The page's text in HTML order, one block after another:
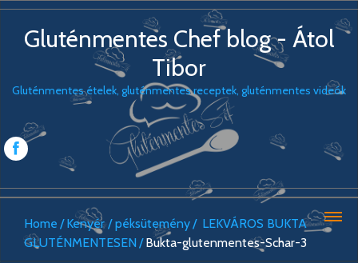
Gluténmentes Chef blog - Átol
Tibor
Gluténmentes ételek, gluténmentes receptek, gluténmentes videók
Home Kenyér / péksütemény
LEKVÁROS BUKTA
GLUTÉNMENTESEN
Bukta-glutenmentes-Schar-3